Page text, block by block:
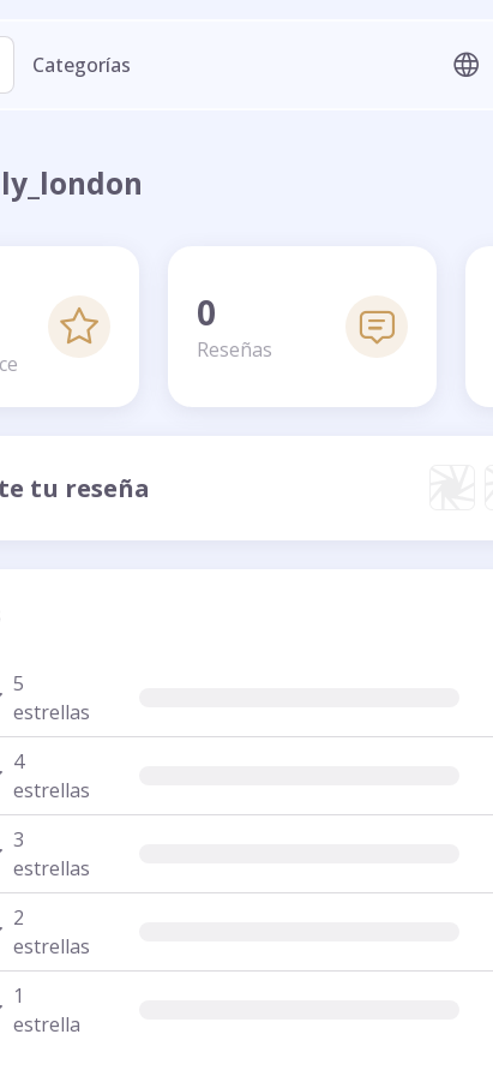
Categorías
0
Reseñas
tu reseña
5
estrellas
4
estrellas
3
estrellas
2
estrellas
1
estrella